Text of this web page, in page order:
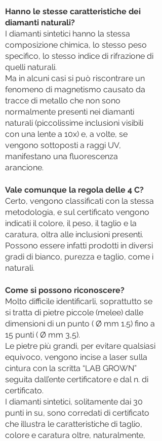
Hanno le stesse caratteristiche dei
diamanti naturali?
I diamanti sintetici hanno la stessa
composizione chimica, lo stesso peso
specifico, lo stesso indice di rifrazione di
quelli naturali.
Ma in alcuni casi si può riscontrare un
fenomeno di magnetismo causato da
tracce di metallo che non sono
normalmente presenti nei diamanti
naturali (piccolissime inclusioni visibili
con una lente a 10x) e, a volte, se
vengono sottoposti a raggi UV,
manifestano una fluorescenza
arancione.
Vale comunque la regola delle 4 C?
Certo, vengono classificati con la stessa
metodologia, e sul certificato vengono
indicati il colore, il peso, il taglio e la
caratura, oltra alle inclusioni presenti.
Possono essere infatti prodotti in diversi
gradi di bianco, purezza e taglio, come i
naturali.
Come si possono riconoscere?
​Molto difficile identificarli, soprattutto se
si tratta di pietre piccole (melee) dalle
dimensioni di un punto ( Ø mm 1.5) fino a
15 punti ( Ø mm 3,5).
Le pietre più grandi, per evitare qualsiasi
equivoco, vengono incise a laser sulla
cintura con la scritta “LAB GROWN”
seguita dall’ente certificatore e dal n. di
certificato.
I diamanti sintetici, solitamente dai 30
punti in su, sono corredati di certificato
che illustra le caratteristiche di taglio,
colore e caratura oltre, naturalmente,